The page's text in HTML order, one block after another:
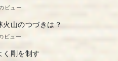
ビュー
火山のつづきは？
ビュー
く剛を制す